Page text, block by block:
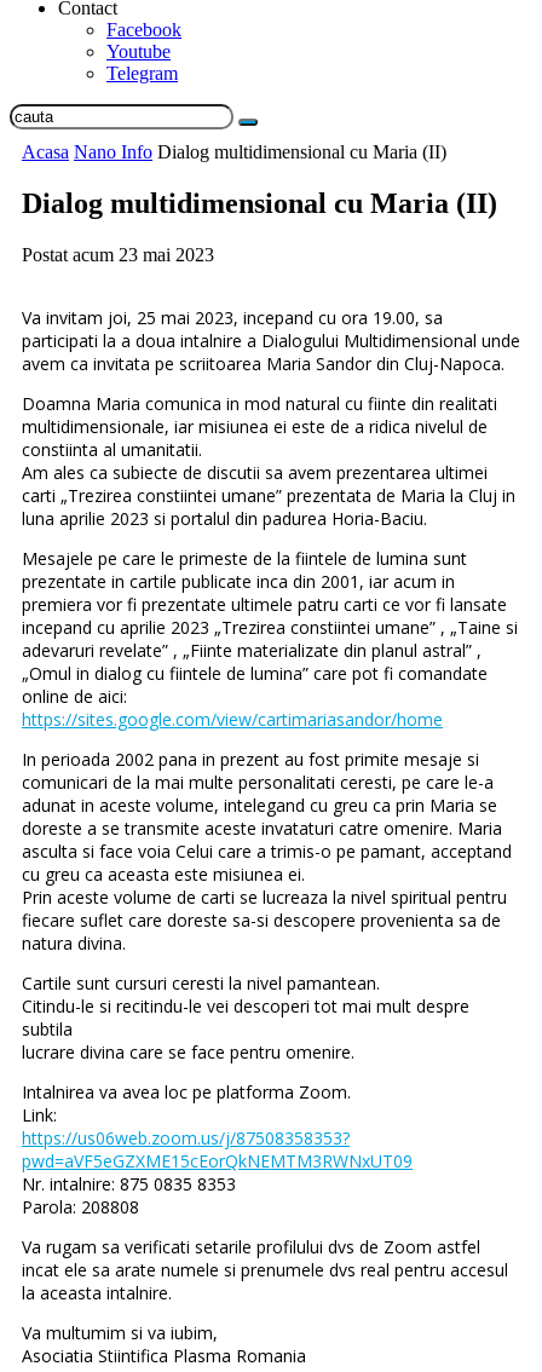
Contact
Facebook
Youtube
Telegram
Acasa Nano Info Dialog multidimensional cu Maria (II)
Dialog multidimensional cu Maria (II)
Postat acum 23 mai 2023
Va invitam joi, 25 mai 2023, incepand cu ora 19.00, sa
participati la a doua intalnire a Dialogului Multidimensional unde
avem ca invitata pe scriitoarea Maria Sandor din Cluj-Napoca.
Doamna Maria comunica in mod natural cu fiinte din realitati
multidimensionale, iar misiunea ei este de a ridica nivelul de
constiinta al umanitatii.
Am ales ca subiecte de discutii sa avem prezentarea ultimei
carti „Trezirea constiintei umane” prezentata de Maria la Cluj in
luna aprilie 2023 si portalul din padurea Horia-Baciu.
Mesajele pe care le primeste de la fiintele de lumina sunt
prezentate in cartile publicate inca din 2001, iar acum in
premiera vor fi prezentate ultimele patru carti ce vor fi lansate
incepand cu aprilie 2023 „Trezirea constiintei umane” , „Taine si
adevaruri revelate” , „Fiinte materializate din planul astral” ,
„Omul in dialog cu fiintele de lumina” care pot fi comandate
online de aici:
https://sites.google.com/view/cartimariasandor/home
In perioada 2002 pana in prezent au fost primite mesaje si
comunicari de la mai multe personalitati ceresti, pe care le-a
adunat in aceste volume, intelegand cu greu ca prin Maria se
doreste a se transmite aceste invataturi catre omenire. Maria
asculta si face voia Celui care a trimis-o pe pamant, acceptand
cu greu ca aceasta este misiunea ei.
Prin aceste volume de carti se lucreaza la nivel spiritual pentru
fiecare suflet care doreste sa-si descopere provenienta sa de
natura divina.
Cartile sunt cursuri ceresti la nivel pamantean.
Citindu-le si recitindu-le vei descoperi tot mai mult despre
subtila
lucrare divina care se face pentru omenire.
Intalnirea va avea loc pe platforma Zoom.
Link:
https://us06web.zoom.us/j/87508358353?
pwd=aVF5eGZXME15cEorQkNEMTM3RWNxUT09
Nr. intalnire: 875 0835 8353
Parola: 208808
Va rugam sa verificati setarile profilului dvs de Zoom astfel
incat ele sa arate numele si prenumele dvs real pentru accesul
la aceasta intalnire.
Va multumim si va iubim,
Asociatia Stiintifica Plasma Romania